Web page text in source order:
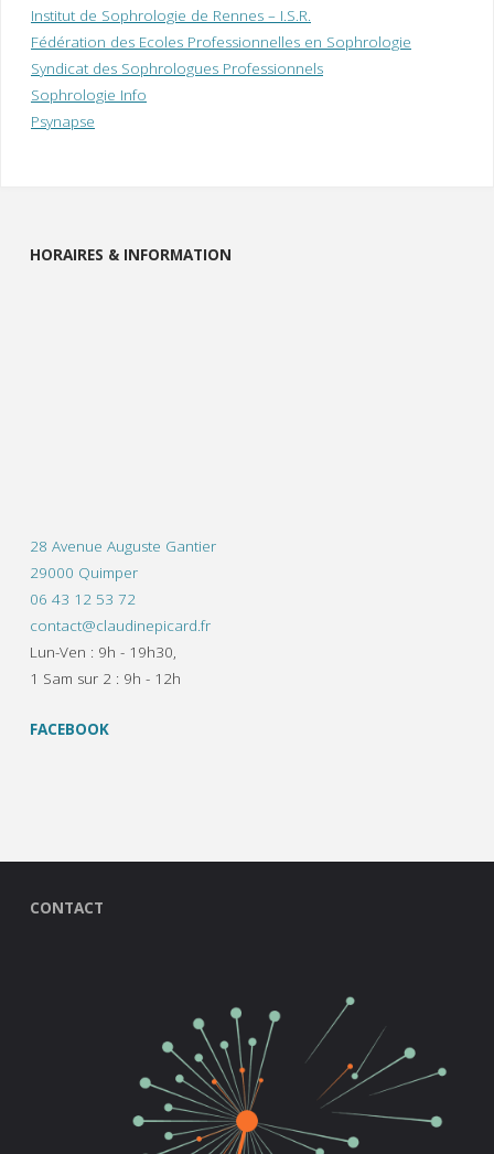
Institut de Sophrologie de Rennes – I.S.R.
Fédération des Ecoles Professionnelles en Sophrologie
Syndicat des Sophrologues Professionnels
Sophrologie Info
Psynapse
HORAIRES & INFORMATION
28 Avenue Auguste Gantier
29000 Quimper
06 43 12 53 72
contact@claudinepicard.fr
Lun-Ven : 9h - 19h30,
1 Sam sur 2 : 9h - 12h
FACEBOOK
CONTACT